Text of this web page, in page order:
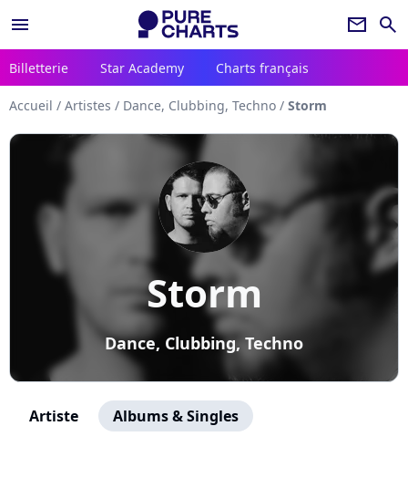
menu newsletter search
Billetterie Star Academy Charts français
Accueil / Artistes / Dance, Clubbing, Techno / Storm
Storm
Dance, Clubbing, Techno
Artiste Albums & Singles